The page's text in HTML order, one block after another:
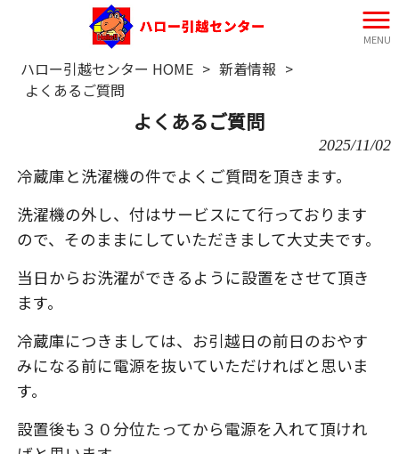
MENU
ハロー引越センター HOME > 新着情報 >
よくあるご質問
よくあるご質問
2025/11/02
冷蔵庫と洗濯機の件でよくご質問を頂きます。
洗濯機の外し、付はサービスにて行っております
ので、そのままにしていただきまして大丈夫です。
当日からお洗濯ができるように設置をさせて頂き
ます。
冷蔵庫につきましては、お引越日の前日のおやす
みになる前に電源を抜いていただければと思いま
す。
設置後も３０分位たってから電源を入れて頂けれ